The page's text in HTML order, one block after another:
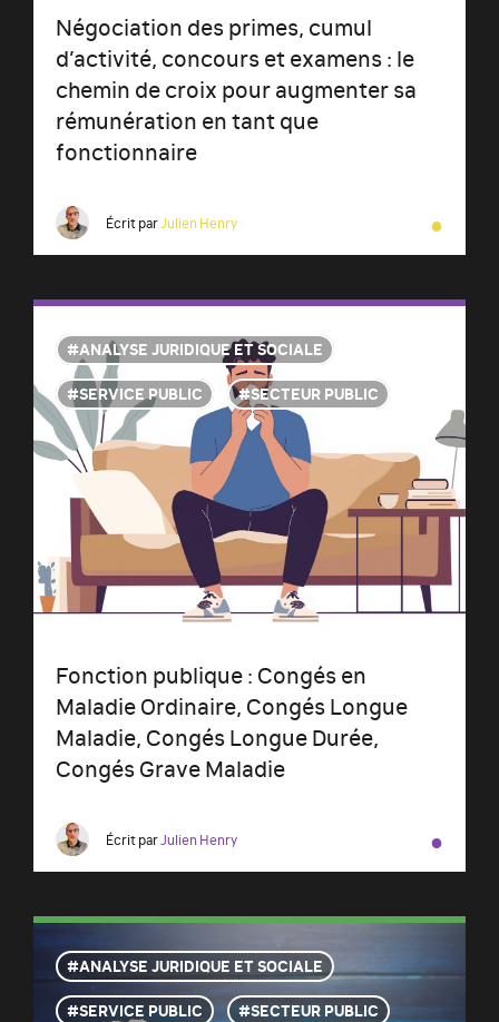
Négociation des primes, cumul
d’activité, concours et examens : le
chemin de croix pour augmenter sa
rémunération en tant que
fonctionnaire
Écrit parJulien Henry ●
ANALYSE JURIDIQUE ET SOCIALE
SERVICE PUBLIC
SECTEUR PUBLIC
Fonction publique : Congés en
Maladie Ordinaire, Congés Longue
Maladie, Congés Longue Durée,
Congés Grave Maladie
Écrit parJulien Henry ●
ANALYSE JURIDIQUE ET SOCIALE
SERVICE PUBLIC
SECTEUR PUBLIC